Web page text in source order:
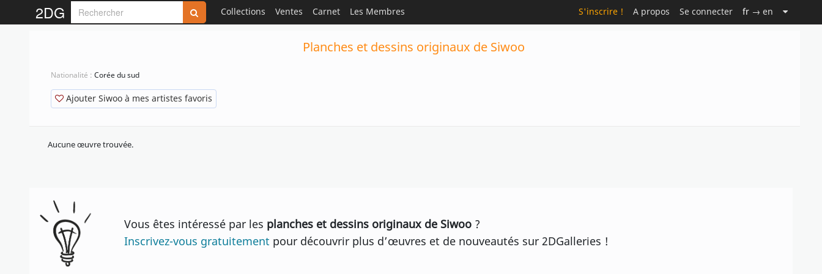
2DG Collections Ventes Carnet Les Membres S'inscrire ! A propos Se connecter fr → en
Planches et dessins originaux de Siwoo
Nationalité : Corée du sud
Ajouter Siwoo à mes artistes favoris
Aucune œuvre trouvée.
Vous êtes intéressé par les planches et dessins originaux de Siwoo ?
Inscrivez-vous gratuitement pour découvrir plus d’œuvres et de nouveautés sur 2DGalleries !